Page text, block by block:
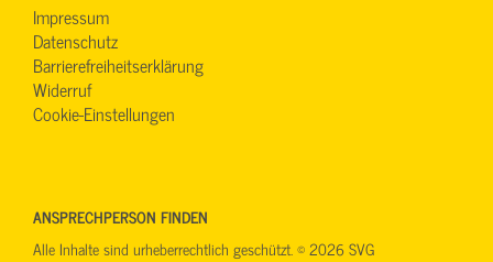
Impressum
Datenschutz
Barrierefreiheitserklärung
Widerruf
Cookie-Einstellungen
ANSPRECHPERSON FINDEN
Alle Inhalte sind urheberrechtlich geschützt. © 2026 SVG